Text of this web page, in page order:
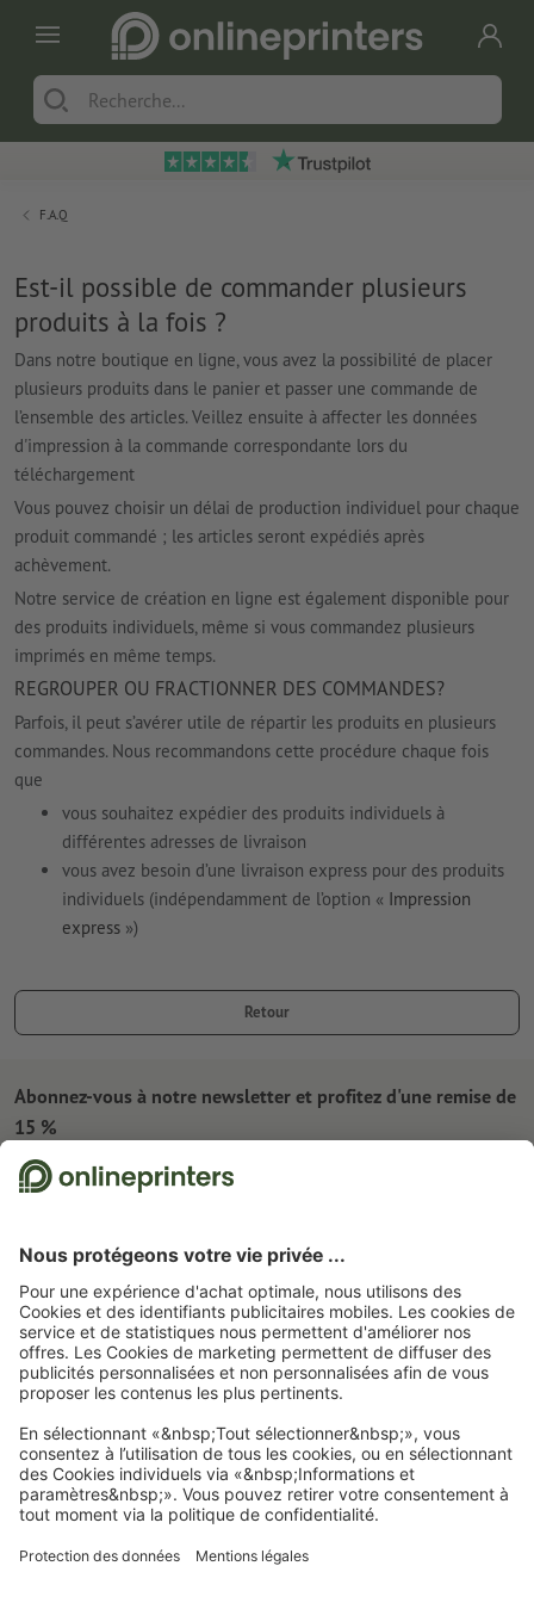
F.A.Q
Est-il possible de commander plusieurs
produits à la fois ?
Dans notre boutique en ligne, vous avez la possibilité de placer
plusieurs produits dans le panier et passer une commande de
l’ensemble des articles. Veillez ensuite à affecter les données
d'impression à la commande correspondante lors du
téléchargement
Vous pouvez choisir un délai de production individuel pour chaque
produit commandé ; les articles seront expédiés après
achèvement.
Notre service de création en ligne est également disponible pour
des produits individuels, même si vous commandez plusieurs
imprimés en même temps.
REGROUPER OU FRACTIONNER DES COMMANDES?
Parfois, il peut s’avérer utile de répartir les produits en plusieurs
commandes. Nous recommandons cette procédure chaque fois
que
vous souhaitez expédier des produits individuels à
différentes adresses de livraison
vous avez besoin d’une livraison express pour des produits
individuels (indépendamment de l’option « Impression
express »)
Retour
À propos de nous
L'entreprise
Presse
Emplois & carrière
Contact
Service
Modes de paiement
Expédition
Réclamation
Programme Premium
FAQ
Blog
Tutoriels Photoshop
Tutoriels InDesign
Polices & Fonts gratuits
Marketing & Insights
Modes de paiement
Virement
Abonnez-vous à notre newsletter et profitez d'une remise de
15 %
Belgique FRA | NLD